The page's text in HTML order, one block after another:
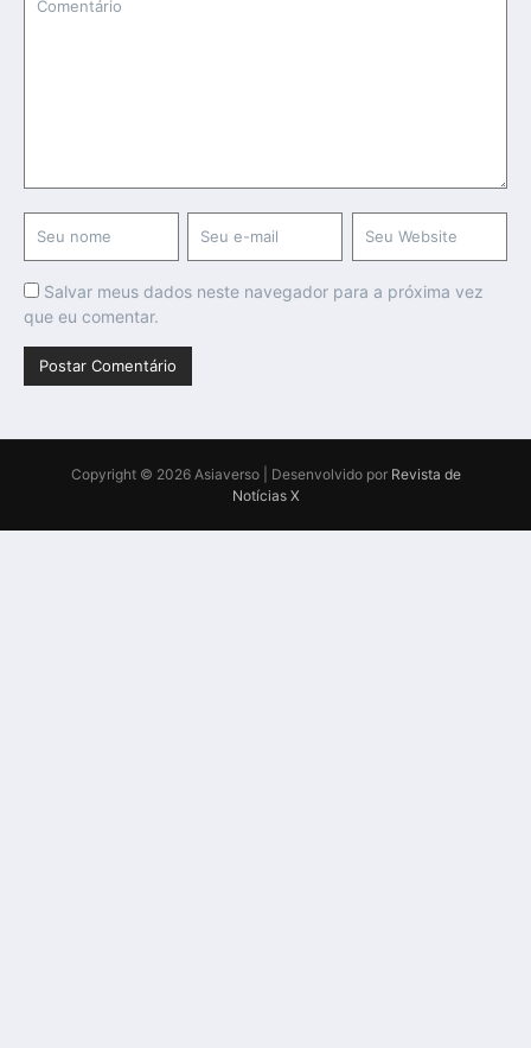
Salvar meus dados neste navegador para a próxima vez
que eu comentar.
Copyright © 2026 Asiaverso | Desenvolvido por Revista de
Notícias X